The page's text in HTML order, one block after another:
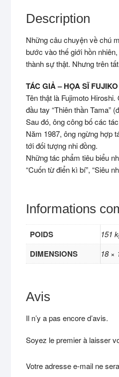
Description
Những câu chuyện về chú
bước vào thế giới hồn
thành sự thật. Nhưng trên
TÁC GIẢ – HỌA SĨ
Tên thật là Fujimoto
đầu tay “Thiên thần Tama”
Sau đó, ông công bố các
Năm 1987, ông ngừng hợp
tới đối tượng nhi đồng.
Những tác phẩm tiêu biểu
“Cuốn từ điển kì bí”, “Siêu
Informations
POIDS 151
DIMENSIONS 18 ×
Avis
Il n’y a pas encore d’avis.
Soyez le premier à laisser
Votre adresse e-mail ne